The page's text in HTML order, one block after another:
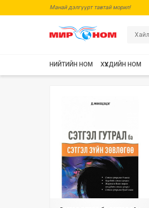
Манай дэлгүүрт тавтай морил!
НИЙТИЙН НОМ ХҮҮХДИЙН НОМ